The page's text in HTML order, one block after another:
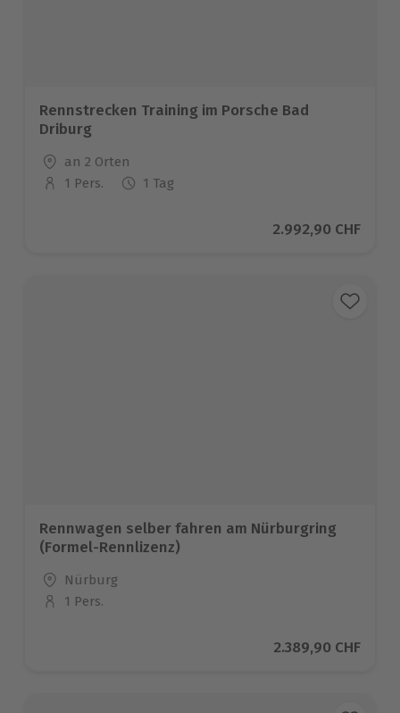
Rennstrecken Training im Porsche Bad
Driburg
Standort
an 2 Orten
Anzahl der Teilnehmer
1 Pers. 1 Tag
Aktueller Preis
2.992,90 CHF
Rennwagen selber fahren am Nürburgring
(Formel-Rennlizenz)
Standort
Nürburg
Anzahl der Teilnehmer
1 Pers.
Aktueller Preis
2.389,90 CHF